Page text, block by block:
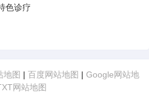
色诊疗
地图 | 百度网站地图 | Google网站地
网站地图